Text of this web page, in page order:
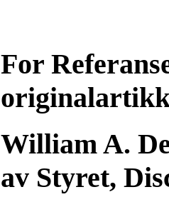
For
William A.
av Styret,